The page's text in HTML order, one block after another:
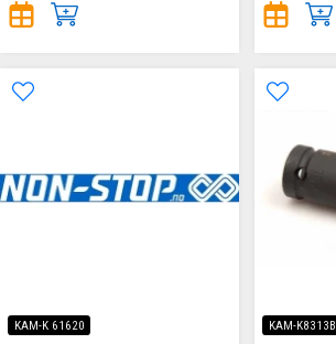
KAM-K 61620 KAM-K8313B